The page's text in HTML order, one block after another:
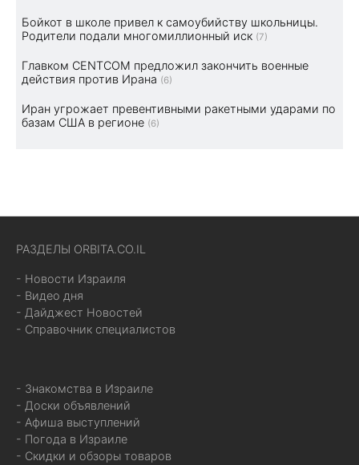
Бойкот в школе привел к самоубийству школьницы.
Родители подали многомиллионный иск (7)
Главком CENTCOM предложил закончить военные
действия против Ирана (6)
Иран угрожает превентивными ракетными ударами по
базам США в регионе (6)
РАЗДЕЛЫ ORBITA.CO.IL
- Новости Израиля
- Видео дня
- Дайджест Новостей
- Справочник специалистов
- Знакомства в Израиле
- Доски объявлений
- Афиша выступлений
- Погода в Израиле
- Скидки и обзоры товаров